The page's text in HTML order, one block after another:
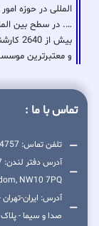
المللی در حوزه
…. در سطح بین
بیش
و معتبرترین
تماس با ما :
تلفن تماس: 02191094757 - 32 خط
NW10 7PQ
آدرس: ایران-
صدا و سیما -